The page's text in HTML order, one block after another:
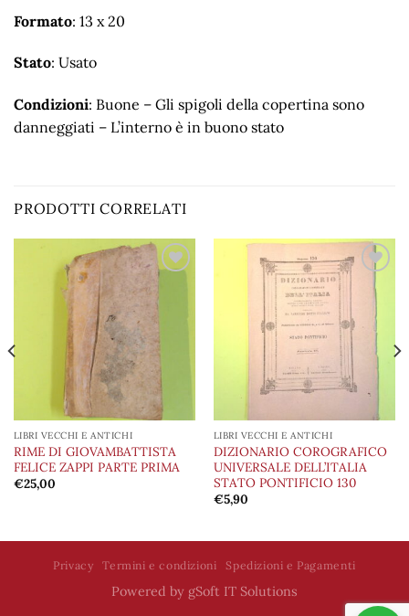
Formato: 13 x 20
Stato: Usato
Condizioni: Buone – Gli spigoli della copertina sono
danneggiati – L’interno è in buono stato
PRODOTTI CORRELATI
Aggiungi
alla lista
desideri
LIBRI VECCHI E ANTICHI
RIME DI GIOVAMBATTISTA
FELICE ZAPPI PARTE PRIMA
€25,00
Aggiungi
alla lista
desideri
LIBRI VECCHI E ANTICHI
DIZIONARIO COROGRAFICO
UNIVERSALE DELL’ITALIA
STATO PONTIFICIO 130
€5,90
Privacy Termini e condizioni Spedizioni e Pagamenti
Powered by gSoft IT Solutions